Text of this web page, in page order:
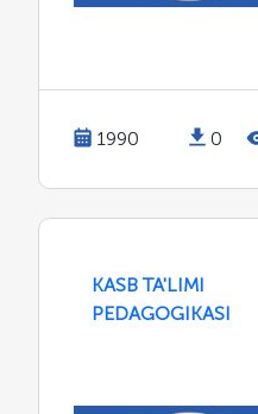
1990 0
KASB TA'LIMI
PEDAGOGIKASI